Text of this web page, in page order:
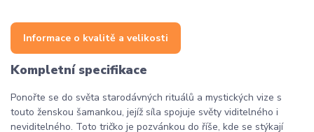
Informace o kvalitě a velikosti
Kompletní specifikace
Ponořte se do světa starodávných rituálů a mystických vize s
touto ženskou šamankou, jejíž síla spojuje světy viditelného i
neviditelného. Toto tričko je pozvánkou do říše, kde se stýkají